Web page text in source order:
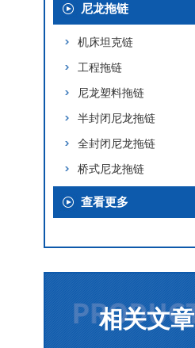
尼龙拖链
机床坦克链
工程拖链
尼龙塑料拖链
半封闭尼龙拖链
全封闭尼龙拖链
桥式尼龙拖链
查看更多
相关文章